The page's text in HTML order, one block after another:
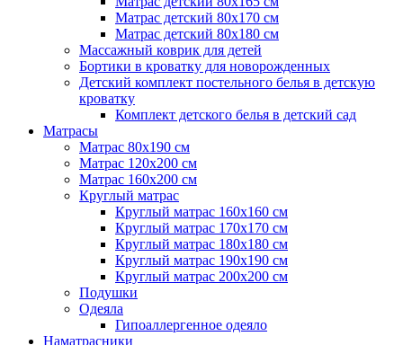
Матрас детский 80х170 см
Матрас детский 80х180 см
Массажный коврик для детей
Бортики в кроватку для новорожденных
Детский комплект постельного белья в детскую
кроватку
Комплект детского белья в детский сад
Матрасы
Матрас 80х190 см
Матраc 120х200 см
Матрас 160х200 см
Круглый матрас
Круглый матрас 160х160 см
Круглый матрас 170х170 см
Круглый матрас 180х180 см
Круглый матрас 190х190 см
Круглый матрас 200х200 см
Подушки
Одеяла
Гипоаллергенное одеяло
Наматрасники